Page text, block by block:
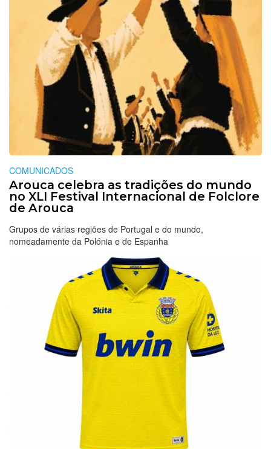
COMUNICADOS
Arouca celebra as tradições do mundo
no XLI Festival Internacional de Folclore
de Arouca
Grupos de várias regiões de Portugal e do mundo,
nomeadamente da Polónia e de Espanha